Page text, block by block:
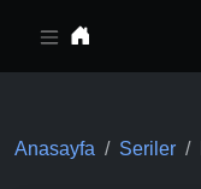
Anasayfa Seriler